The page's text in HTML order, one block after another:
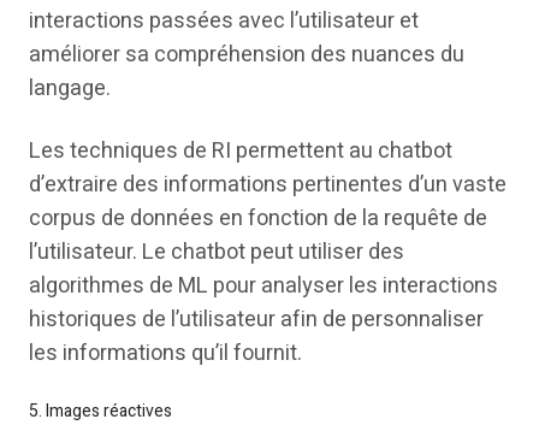
interactions passées avec l’utilisateur et
améliorer sa compréhension des nuances du
langage.
Les techniques de RI permettent au chatbot
d’extraire des informations pertinentes d’un vaste
corpus de données en fonction de la requête de
l’utilisateur. Le chatbot peut utiliser des
algorithmes de ML pour analyser les interactions
historiques de l’utilisateur afin de personnaliser
les informations qu’il fournit.
5. Images réactives